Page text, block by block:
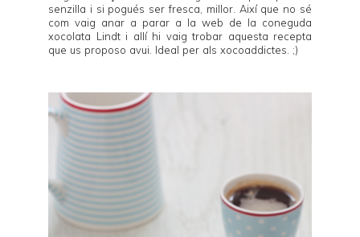
senzilla i si pogués ser fresca, millor. Així que no sé
com vaig anar a parar a la web de la coneguda
xocolata Lindt i allí hi vaig trobar aquesta recepta
que us proposo avui. Ideal per als xocoaddictes. ;)